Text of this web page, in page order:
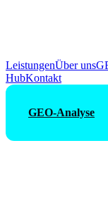
LeistungenÜber uns
HubKontakt
GEO-Analyse